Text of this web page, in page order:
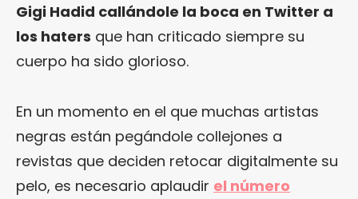
Gigi Hadid callándole la boca en Twitter a
los haters que han criticado siempre su
cuerpo ha sido glorioso.
En un momento en el que muchas artistas
negras están pegándole collejones a
revistas que deciden retocar digitalmente su
pelo, es necesario aplaudir el número